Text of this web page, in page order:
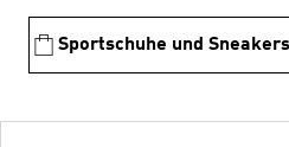
Sportschuhe und